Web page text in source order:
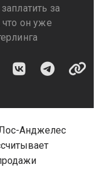
за
он уже
Анджелес